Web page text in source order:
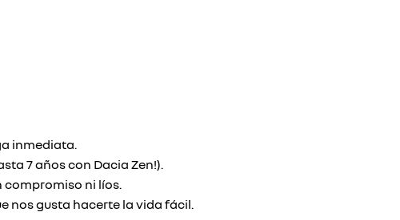
inmediata.
7 años con Dacia Zen!).
compromiso ni líos.
nos gusta hacerte la vida fácil.